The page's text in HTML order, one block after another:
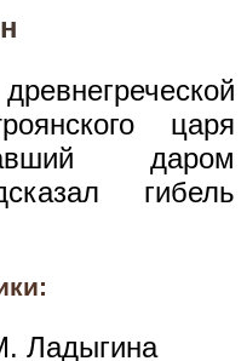
царя
даром
гибель
Ладыгина